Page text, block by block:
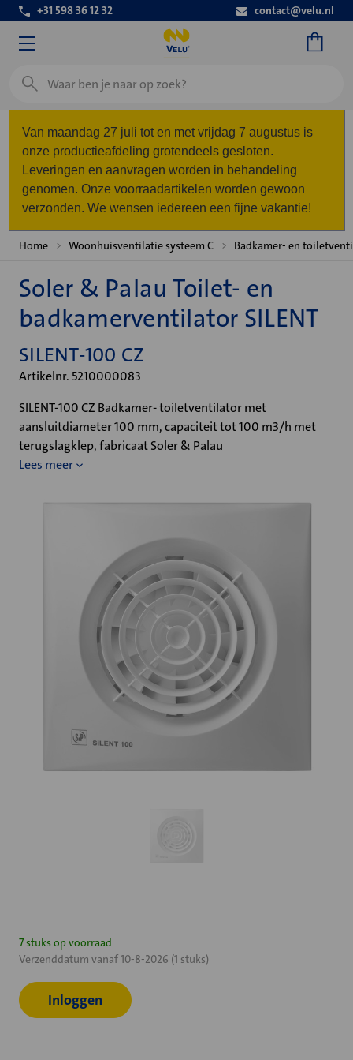
+31 598 36 12 32 contact@velu.nl
Zoeken
Van maandag 27 juli tot en met vrijdag 7 augustus is
onze productieafdeling grotendeels gesloten.
Leveringen en aanvragen worden in behandeling
genomen. Onze voorraadartikelen worden gewoon
verzonden. We wensen iedereen een fijne vakantie!
Home Woonhuisventilatie systeem C Badkamer- en
Soler & Palau Toilet- en
badkamerventilator SILENT
SILENT-100 CZ
Artikelnr. 5210000083
SILENT-100 CZ Badkamer- toiletventilator met
aansluitdiameter 100 mm, capaciteit tot 100 m3/h met
terugslagklep, fabricaat Soler & Palau
Lees meer
Huidige
voorraad:
7 stuks op voorraad
Verzenddatum vanaf 10-8-2026 (1 stuks)
Inloggen